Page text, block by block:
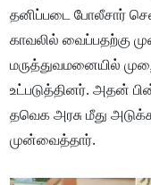
தனிப்படை போலீசார்
காவலில் வைப்பதற்கு
மருத்துவமனையில்
உட்படுத்தினர். அதன்
தவெக அரசு மீது
முன்வைத்தார்.